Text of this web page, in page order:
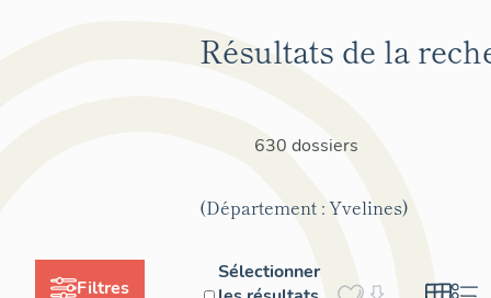
Filtres
Résultats de la
630 dossiers
(Département : Yvelines)
Sélectionner